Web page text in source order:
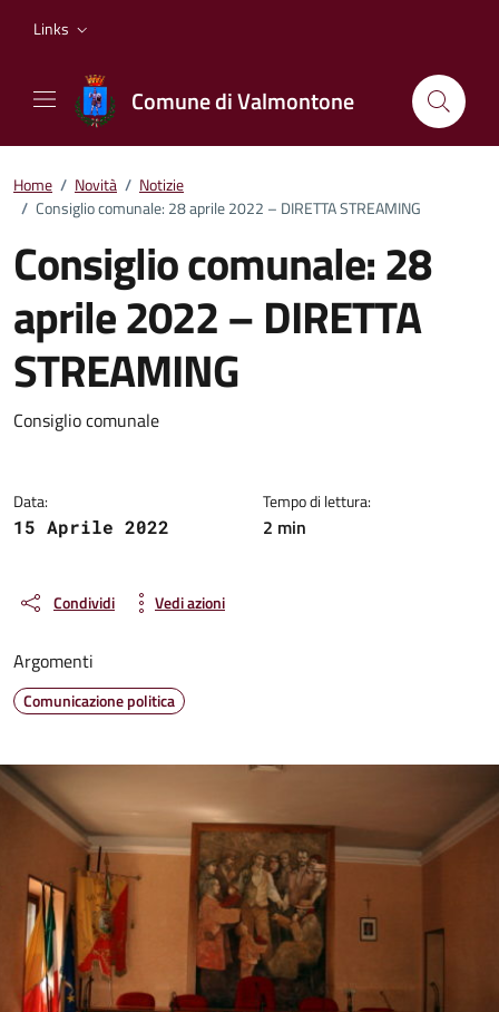
Links
Comune di Valmontone
Home / Novità / Notizie
/ Consiglio comunale: 28 aprile 2022 – DIRETTA STREAMING
Consiglio comunale: 28
aprile 2022 – DIRETTA
STREAMING
Dettagli della notizia
Consiglio comunale
Data:
15 Aprile 2022
Tempo di lettura:
2 min
Condividi Vedi azioni
Argomenti
Comunicazione politica